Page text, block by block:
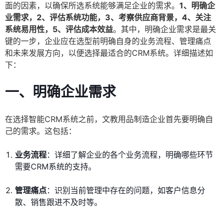
面的因素，以确保所选系统能够满足企业的需求。 1、明确企
业需求，2、评估系统功能，3、考察供应商背景，4、关注
系统易用性，5、评估成本效益。其中，明确企业需求是最关
键的一步，企业应在选型前明确自身的业务流程、管理痛点
和未来发展方向，以便选择最适合的CRM系统。详细描述如
下：
一、明确企业需求
在选择智能CRM系统之前，文教用品制造企业首先要明确自
己的需求。这包括：
业务流程：详细了解企业的各个业务流程，明确哪些环节
需要CRM系统的支持。
管理痛点：识别当前管理中存在的问题，如客户信息分
散、销售跟进不及时等。